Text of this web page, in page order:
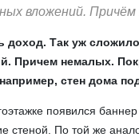
вложений. Причём
доход. Так уж
Причем немалых.
стен дома
появился
стеной. По той же